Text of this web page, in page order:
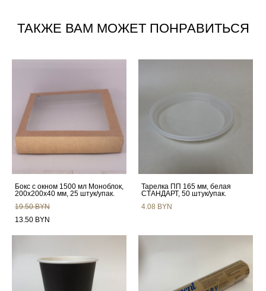
ТАКЖЕ ВАМ МОЖЕТ ПОНРАВИТЬСЯ
Бокс с окном 1500 мл Моноблок,
200х200х40 мм, 25 штук/упак.
19.50 BYN
13.50 BYN
Тарелка ПП 165 мм, белая
СТАНДАРТ, 50 штук/упак.
4.08 BYN